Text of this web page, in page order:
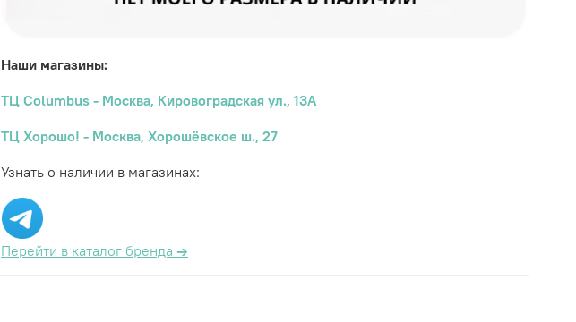
Наши магазины:
ТЦ Columbus - Москва, Кировоградская ул., 13А
ТЦ Хорошо! - Москва, Хорошёвское ш., 27
Узнать о наличии в магазинах:
Перейти в каталог бренда →